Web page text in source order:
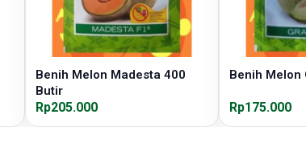
Benih Melon Madesta 400
Butir
Rp205.000
Benih Melon
Rp175.000